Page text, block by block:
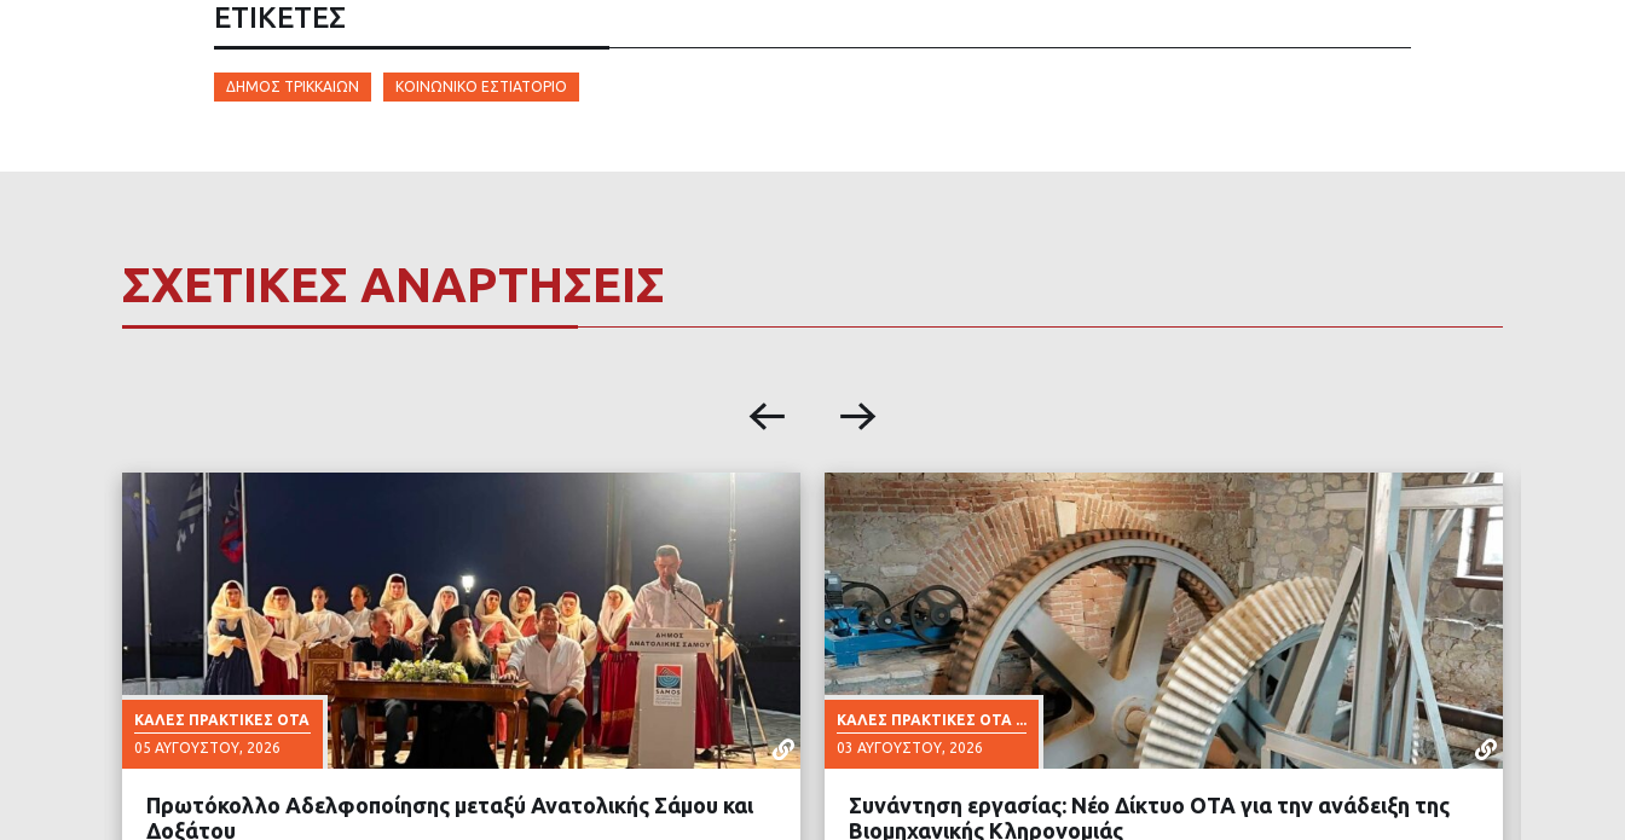
ΕΤΙΚΈΤΕΣ
ΔΉΜΟΣ ΤΡΙΚΚΑΊΩΝ ΚΟΙΝΩΝΙΚΌ ΕΣΤΙΑΤΌΡΙΟ
ΣΧΕΤΙΚΕΣ ΑΝΑΡΤΗΣΕΙΣ
ΚΑΛΈΣ ΠΡΑΚΤΙΚΈΣ ΟΤΑ
05 ΑΥΓΟΎΣΤΟΥ, 2026
Πρωτόκολλο Αδελφοποίησης μεταξύ Ανατολικής Σάμου και
Δοξάτου
ΚΑΛΈΣ ΠΡΑΚΤΙΚΈΣ ΟΤΑ ...
03 ΑΥΓΟΎΣΤΟΥ, 2026
Συνάντηση εργασίας: Νέο Δίκτυο ΟΤΑ για την ανάδειξη της
Βιομηχανικής Κληρονομιάς